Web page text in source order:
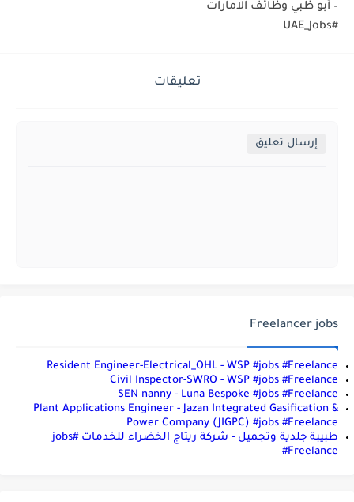
– أبو ظبي وظائف الامارات
#UAE_Jobs
تعليقات
إرسال تعليق
Freelancer jobs
Resident Engineer-Electrical_OHL - WSP #jobs #Freelance
Civil Inspector-SWRO - WSP #jobs #Freelance
SEN nanny - Luna Bespoke #jobs #Freelance
Plant Applications Engineer - Jazan Integrated Gasification &
Power Company (JIGPC) #jobs #Freelance
طبيبة جلدية وتجميل - شركة ريتاج الخضراء للخدمات #jobs
#Freelance